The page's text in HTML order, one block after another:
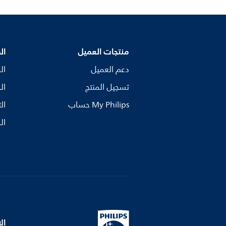
منتجات العميل
دعم العميل
تسجيل المنتج
My Philips حساب